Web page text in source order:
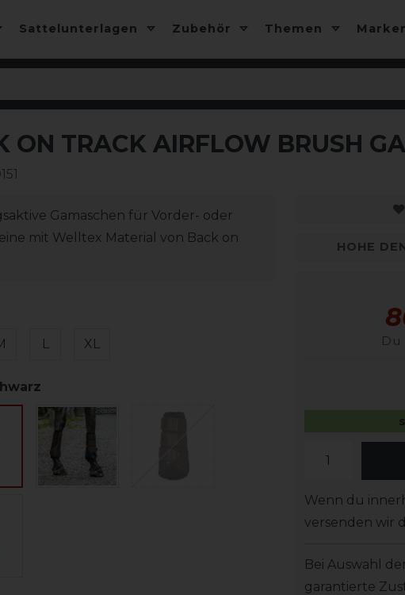
Sattelunterlagen Zubehör Themen
ON TRACK AIRFLOW BRUSH
Gamaschen für Vorder- oder
mit Welltex Material von Back on
L XL
HOHE
Du
Wenn du
versenden wir
Bei Auswahl
garantierte